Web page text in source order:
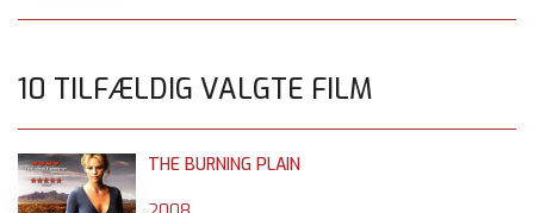
10 TILFÆLDIG VALGTE FILM
THE BURNING PLAIN